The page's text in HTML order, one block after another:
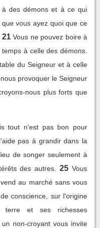
à des démons et à ce qui
vous ayez quoi que ce
21 Vous ne pouvez boire à
à celle des démons.
du Seigneur et à celle
provoquer le Seigneur
nous plus forts que
tout n'est pas bon pour
pas à grandir dans la
de songer seulement à
des autres.
25 Vous
au marché sans vous
conscience, sur l'origine
terre et ses richesses
un non-croyant vous invite